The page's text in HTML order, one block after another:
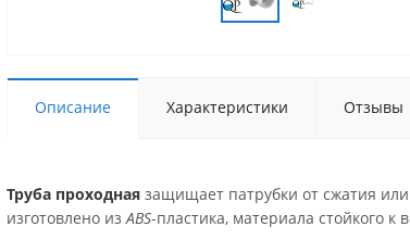
Описание Характеристики Отзывы
Труба проходная защищает патрубки от сжатия
изготовлено изABS-пластика, материала стойкого